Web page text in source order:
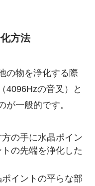
方法
の物を浄化する際
4096Hzの音叉）と
が一般的です。
の手に水晶ポイン
の先端を浄化した
イントの平らな部